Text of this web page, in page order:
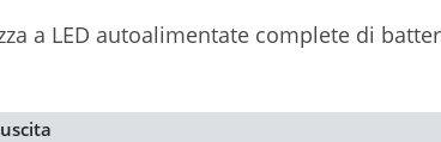
a LED autoalimentate complete di